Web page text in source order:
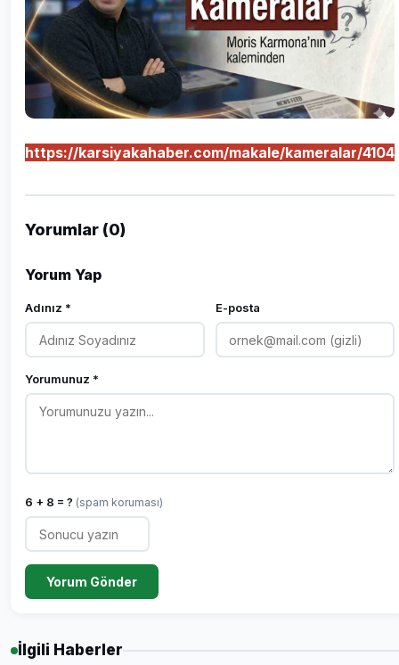
https://karsiyakahaber.com/makale/kameralar/4104
Yorumlar (0)
Yorum Yap
Adınız * E-posta
Yorumunuz *
6 + 8 = ? (spam koruması)
Yorum Gönder
İlgili Haberler